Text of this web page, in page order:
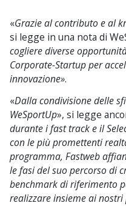
«Grazie al contributo e al
si legge in una nota di
cogliere diverse
Corporate-Startup per
innovazione».‍
«Dalla condivisione delle
WeSportUp», si legge
durante i fast track e il
con le più promettenti
programma, Fastweb
le fasi del suo percorso di
benchmark di riferimento
realizzare insieme ai